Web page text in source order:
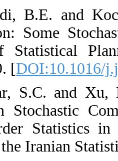
18. ‎Khaledi‎,
Distribution‎:
Journal of
‎3121-3129‎. [
19. ‎Kochar‎,
Results on
among Order
Journal of the